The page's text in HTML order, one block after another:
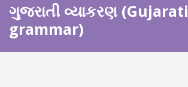
ગુજરાતી વ્યાકરણ (Gujarati
grammar)